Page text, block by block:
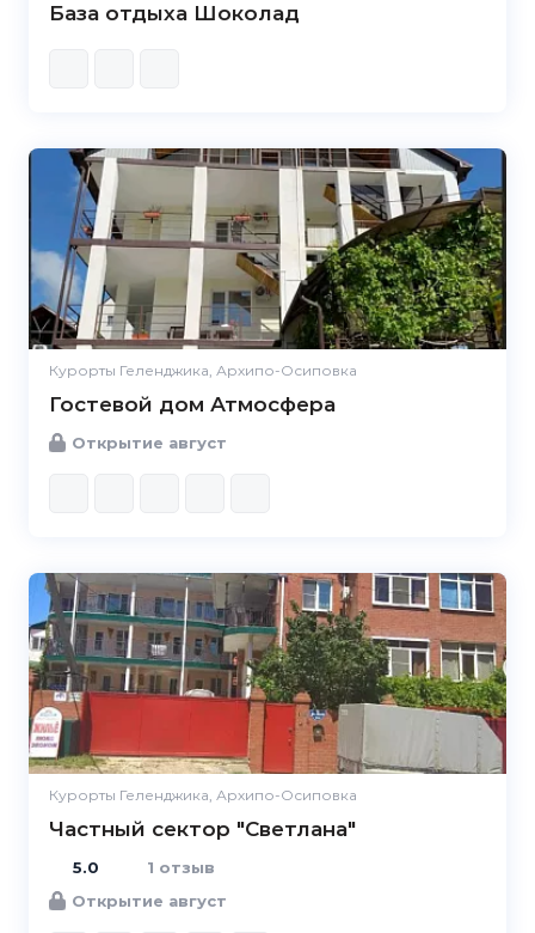
База отдыха Шоколад
Курорты Геленджика, Архипо-Осиповка
Гостевой дом Атмосфера
Открытие август
Курорты Геленджика, Архипо-Осиповка
Частный сектор "Светлана"
5.0
5.0
1 отзыв
Открытие август